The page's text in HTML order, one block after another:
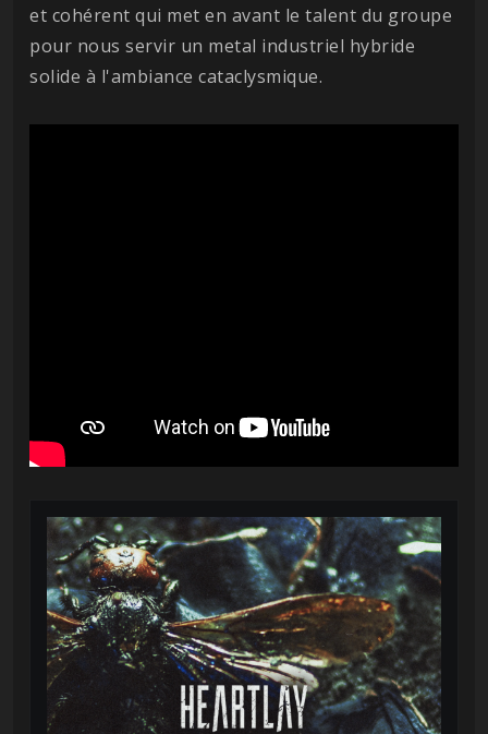
et cohérent qui met en avant le talent du groupe
pour nous servir un metal industriel hybride
solide à l'ambiance cataclysmique.